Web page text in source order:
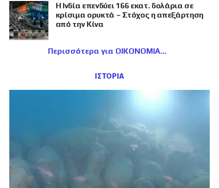
Η Ινδία επενδύει 166 εκατ. δολάρια σε
κρίσιμα ορυκτά – Στόχος η απεξάρτηση
από την Κίνα
Περισσότερα για ΟΙΚΟΝΟΜΙΑ
ΙΣΤΟΡΙΑ